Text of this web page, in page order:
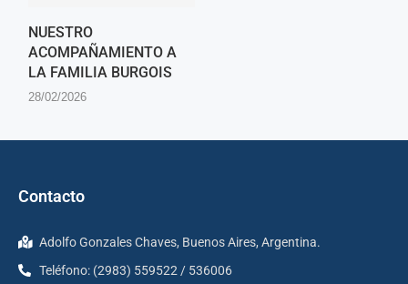
NUESTRO
ACOMPAÑAMIENTO A
LA FAMILIA BURGOIS
28/02/2026
Contacto
Adolfo Gonzales Chaves, Buenos Aires, Argentina.
Teléfono: (2983) 559522 / 536006